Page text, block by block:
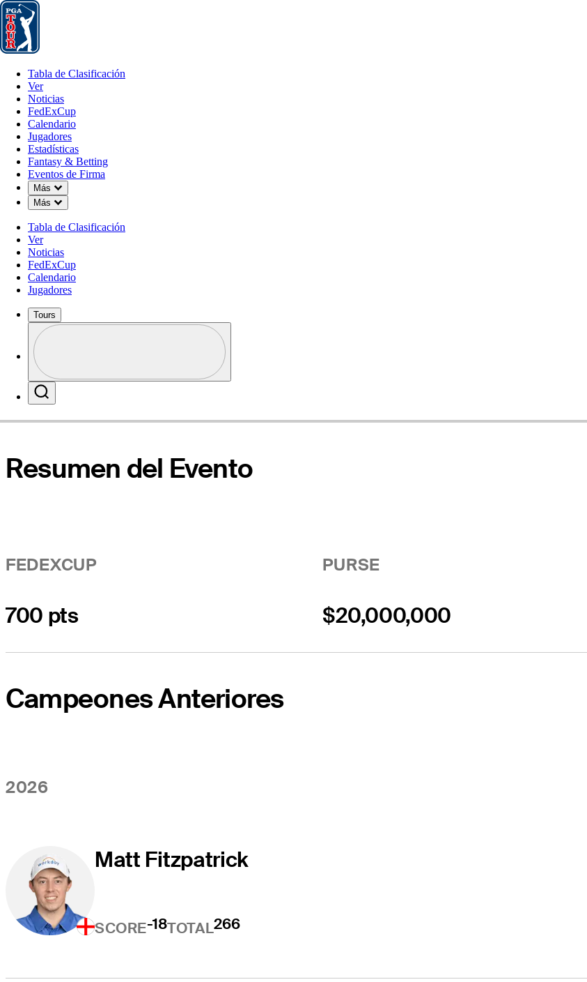
Tabla de Clasificación
Tabla de Clasificación
Ver
Noticias
FedExCup
Calendario
Jugadores
Estadísticas
Fantasy & Betting
Eventos de Firma
Más
Down Chevron
Más
Down Chevron
Tabla de Clasificación
Ver
Noticias
FedExCup
Calendario
Jugadores
Tours
Profile / PGA Tour Pass Logo
Sitio Web
Resumen del Evento
FEDEXCUP
700 pts
PURSE
$20,000,000
Campeones Anteriores
2026
Matt Fitzpatrick
SCORE-18TOTAL266